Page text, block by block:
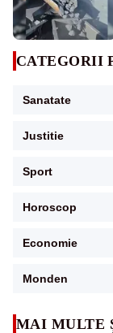
MAI MULTE
CATEGORII
Sanatate
Justitie
Sport
Horoscop
Economie
Monden